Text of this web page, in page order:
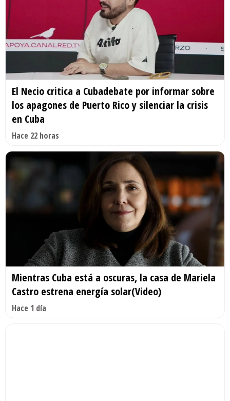
El Necio critica a Cubadebate por informar sobre
los apagones de Puerto Rico y silenciar la crisis
en Cuba
Hace 22 horas
Mientras Cuba está a oscuras, la casa de Mariela
Castro estrena energía solar(Video)
Hace 1 día